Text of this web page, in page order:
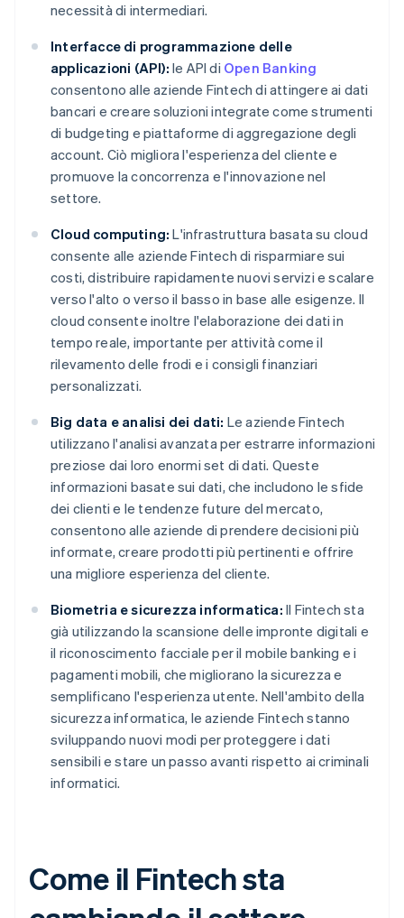
necessità di intermediari.
Interfacce di programmazione delle
applicazioni (API): le API di Open Banking
consentono alle aziende Fintech di attingere ai dati
bancari e creare soluzioni integrate come strumenti
di budgeting e piattaforme di aggregazione degli
account. Ciò migliora l'esperienza del cliente e
promuove la concorrenza e l'innovazione nel
settore.
Cloud computing: L'infrastruttura basata su cloud
consente alle aziende Fintech di risparmiare sui
costi, distribuire rapidamente nuovi servizi e scalare
verso l'alto o verso il basso in base alle esigenze. Il
cloud consente inoltre l'elaborazione dei dati in
tempo reale, importante per attività come il
rilevamento delle frodi e i consigli finanziari
personalizzati.
Big data e analisi dei dati: Le aziende Fintech
utilizzano l'analisi avanzata per estrarre informazioni
preziose dai loro enormi set di dati. Queste
informazioni basate sui dati, che includono le sfide
dei clienti e le tendenze future del mercato,
consentono alle aziende di prendere decisioni più
informate, creare prodotti più pertinenti e offrire
una migliore esperienza del cliente.
Biometria e sicurezza informatica: Il Fintech sta
già utilizzando la scansione delle impronte digitali e
il riconoscimento facciale per il mobile banking e i
pagamenti mobili, che migliorano la sicurezza e
semplificano l'esperienza utente. Nell'ambito della
sicurezza informatica, le aziende Fintech stanno
sviluppando nuovi modi per proteggere i dati
sensibili e stare un passo avanti rispetto ai criminali
informatici.
Come il Fintech sta